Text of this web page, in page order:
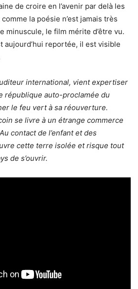
de croire en l’avenir par delà les
la poésie n’est jamais très
minuscule, le film mérite d’être vu.
aujourd’hui reportée, il est visible
international, vient expertiser
république auto-proclamée du
le feu vert à sa réouverture.
se livre à un étrange commerce
contact de l’enfant et des
cette terre isolée et risque tout
de s’ouvrir.